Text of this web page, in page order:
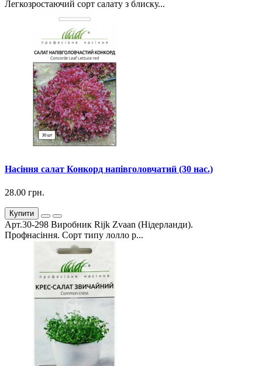
Легкозростаючий сорт салату з блиску...
Насіння салат Конкорд напівголовчатий (30 нас.)
28.00 грн.
Купити
Арт.30-298 Виробник Rijk Zvaan (Нідерланди).
Профнасіння. Сорт типу лолло р...